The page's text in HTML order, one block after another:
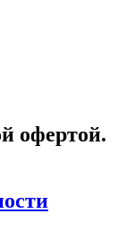
офертой.